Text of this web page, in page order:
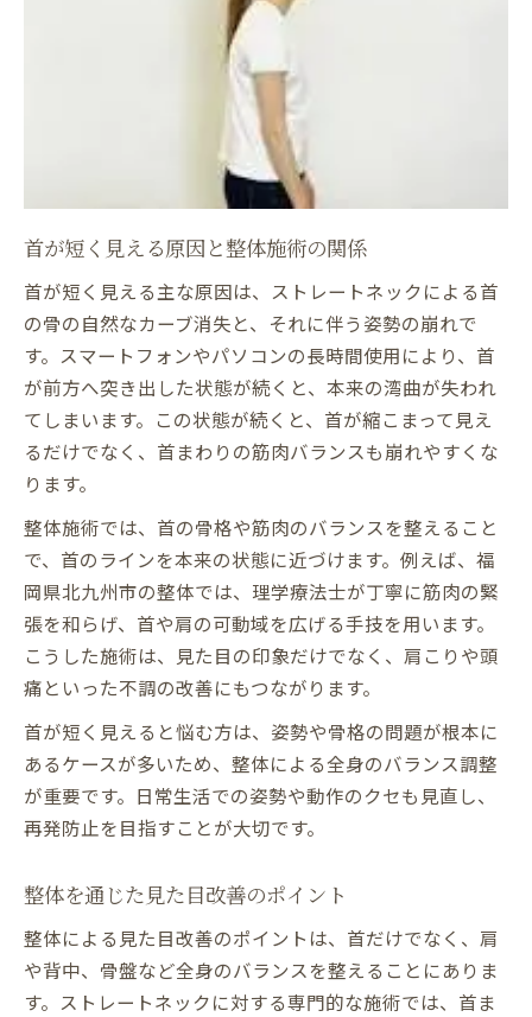
整体による首しわ予防のメカニズム
首のしわができやすい人の特徴
姿勢改善と整体の相乗効果を実感
首のしわ対策におすすめの整体方法
整体ならではのストレートネック根本ケア
整体による根本改善とそのプロセス
ストレートネック改善のための施術例
整体で実践する骨格調整の流れ
整体で首の見た目が変わる理由
首のしわ減少に役立つ整体テクニック
姿勢から美しさを導く整体の効果とは
美しい姿勢を作る整体の具体的効果表
整体で首のライン美を実感するには
首のしわや短さ対策に整体が有効な理由
整体を取り入れた日常ケアのすすめ
首トラブルを防ぐ整体的アプローチのすすめ
整体的アプローチで首トラブル予防法一覧
首のしわや短さを防ぐ整体習慣とは
ストレートネックを整体で防ぐポイント
整体を活用した首の健康維持方法
首トラブルが起きやすい生活習慣の見直し
首が短く見える原因と整体施術の関係
首が短く見える主な原因は、ストレートネックによる首
の骨の自然なカーブ消失と、それに伴う姿勢の崩れで
す。スマートフォンやパソコンの長時間使用により、首
が前方へ突き出した状態が続くと、本来の湾曲が失われ
てしまいます。この状態が続くと、首が縮こまって見え
るだけでなく、首まわりの筋肉バランスも崩れやすくな
ります。
整体施術では、首の骨格や筋肉のバランスを整えること
で、首のラインを本来の状態に近づけます。例えば、福
岡県北九州市の整体では、理学療法士が丁寧に筋肉の緊
張を和らげ、首や肩の可動域を広げる手技を用います。
こうした施術は、見た目の印象だけでなく、肩こりや頭
痛といった不調の改善にもつながります。
首が短く見えると悩む方は、姿勢や骨格の問題が根本に
あるケースが多いため、整体による全身のバランス調整
が重要です。日常生活での姿勢や動作のクセも見直し、
再発防止を目指すことが大切です。
整体を通じた見た目改善のポイント
整体による見た目改善のポイントは、首だけでなく、肩
や背中、骨盤など全身のバランスを整えることにありま
す。ストレートネックに対する専門的な施術では、首ま